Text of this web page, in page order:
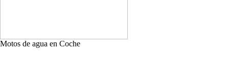
Motos de agua en Coche